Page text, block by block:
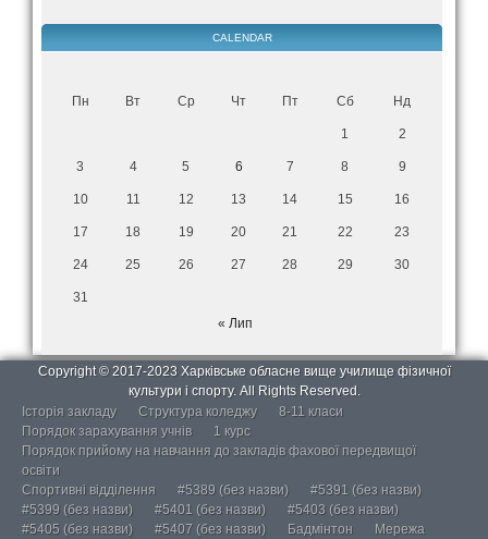
CALENDAR
Пн Вт Ср Чт Пт Сб Нд
1 2
3 4 5 6 7 8 9
10 11 12 13 14 15 16
17 18 19 20 21 22 23
24 25 26 27 28 29 30
31
« Лип
Copyright © 2017-2023 Харківське обласне вище училище фізичної
культури і спорту. All Rights Reserved.
Історія закладу
Структура коледжу
8-11 класи
Порядок зарахування учнів
1 курс
Порядок прийому на навчання до закладів фахової передвищої
освіти
Спортивні відділення
#5389 (без назви)
#5391 (без назви)
#5399 (без назви)
#5401 (без назви)
#5403 (без назви)
#5405 (без назви)
#5407 (без назви) Бадмінтон
Мережа